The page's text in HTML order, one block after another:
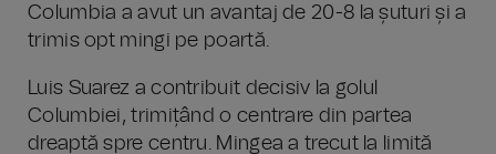
Columbia a avut un avantaj de 20-8 la șuturi și a
trimis opt mingi pe poartă.
Luis Suarez a contribuit decisiv la golul
Columbiei, trimițând o centrare din partea
dreaptă spre centru. Mingea a trecut la limită